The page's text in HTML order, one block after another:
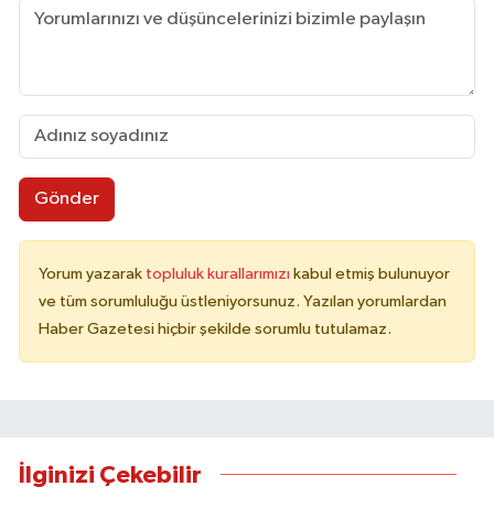
Gönder
Yorum yazarak topluluk kurallarımızı kabul etmiş bulunuyor
ve tüm sorumluluğu üstleniyorsunuz. Yazılan yorumlardan
Haber Gazetesi hiçbir şekilde sorumlu tutulamaz.
İlginizi Çekebilir